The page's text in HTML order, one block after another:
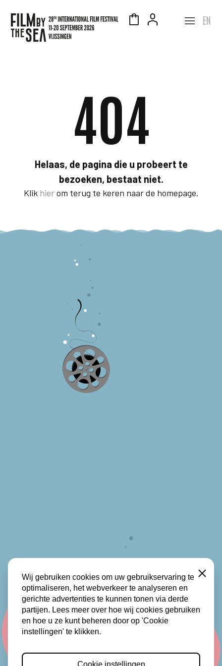
EN
404
Helaas, de pagina die u probeert te
bezoeken, bestaat niet.
Klik hierom terug te keren naar de homepage.
Wij gebruiken cookies om uw gebruikservaring te
optimaliseren, het webverkeer te analyseren en
gerichte advertenties te kunnen tonen via derde
partijen. Lees meer over hoe wij cookies gebruiken
en hoe u ze kunt beheren door op 'Cookie
instellingen' te klikken.
Sluiten
Cookie instellingen